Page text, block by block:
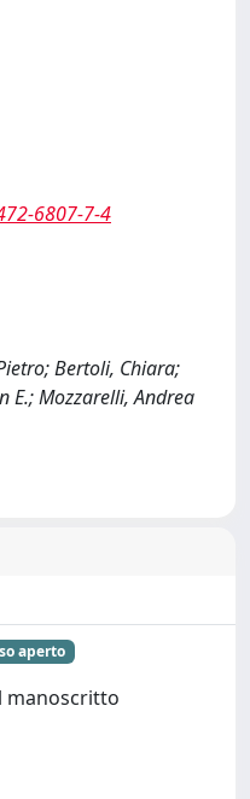
6807-7-4
Bertoli, Chiara;
E.; Mozzarelli, Andrea
aperto
manoscritto